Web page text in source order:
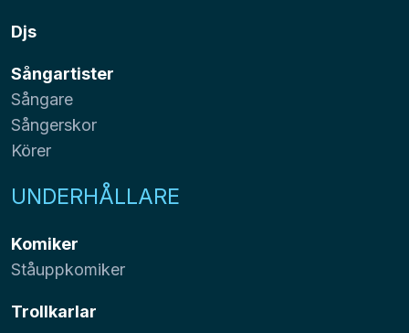
Djs
Sångartister
Sångare
Sångerskor
Körer
UNDERHÅLLARE
Komiker
Ståuppkomiker
Trollkarlar